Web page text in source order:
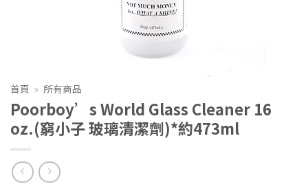
首頁 » 所有商品
Poorboy’s World Glass Cleaner 16
oz.(窮小子 玻璃清潔劑)*約473ml